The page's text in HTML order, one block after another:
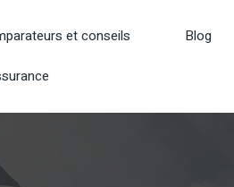
et conseils Blog